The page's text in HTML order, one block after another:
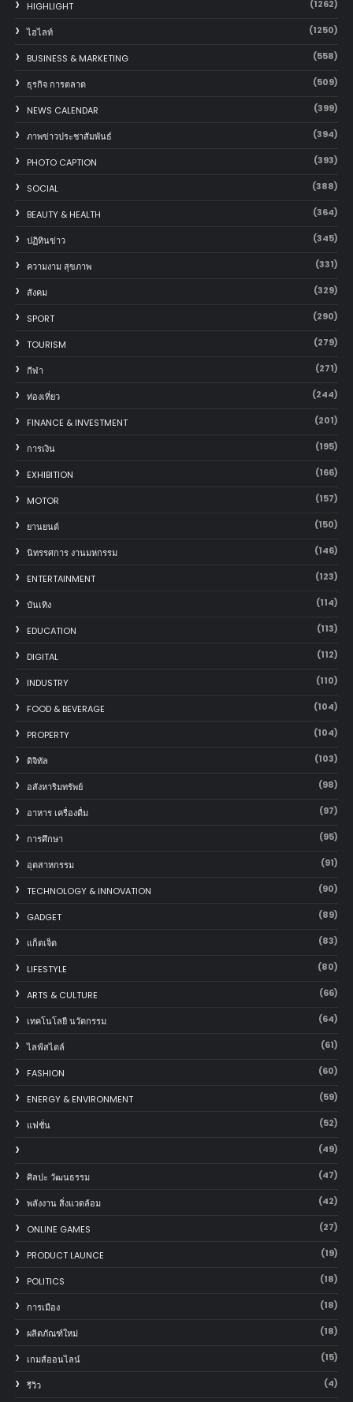
HIGHLIGHT (1262)
ไฮไลท์ (1250)
BUSINESS & MARKETING (558)
ธุรกิจ การตลาด (509)
NEWS CALENDAR (399)
ภาพข่าวประชาสัมพันธ์ (394)
PHOTO CAPTION (393)
SOCIAL (388)
BEAUTY & HEALTH (364)
ปฏิทินข่าว (345)
ความงาม สุขภาพ (331)
สังคม (329)
SPORT (290)
TOURISM (279)
กีฬา (271)
ท่องเที่ยว (244)
FINANCE & INVESTMENT (201)
การเงิน (195)
EXHIBITION (166)
MOTOR (157)
‎ยานยนต์‎ (150)
นิทรรศการ งานมหกรรม (146)
ENTERTAINMENT (123)
บันเทิง (114)
EDUCATION (113)
DIGITAL (112)
INDUSTRY (110)
FOOD & BEVERAGE (104)
PROPERTY (104)
ดิจิทัล (103)
อสังหาริมทรัพย์ (98)
อาหาร เครื่องดื่ม (97)
การศึกษา (95)
อุตสาหกรรม (91)
TECHNOLOGY & INNOVATION (90)
GADGET (89)
แก็ตเจ็ต (83)
LIFESTYLE (80)
ARTS & CULTURE (66)
เทคโนโลยี นวัตกรรม (64)
ไลฟ์สไตล์ (61)
FASHION (60)
ENERGY & ENVIRONMENT (59)
แฟชั่น (52)
(49)
ศิลปะ วัฒนธรรม (47)
พลังงาน สิ่งแวดล้อม (42)
ONLINE GAMES (27)
PRODUCT LAUNCE (19)
POLITICS (18)
การเมือง (18)
ผลิตภัณฑ์ใหม่ (18)
เกมส์ออนไลน์ (15)
รีวิว (4)